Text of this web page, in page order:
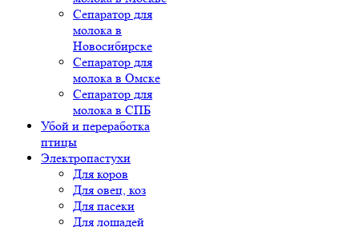
Сепаратор для
молока в
Новосибирске
Сепаратор для
молока в Омске
Сепаратор для
молока в СПБ
Убой и переработка
птицы
Электропастухи
Для коров
Для овец, коз
Для пасеки
Для лошадей